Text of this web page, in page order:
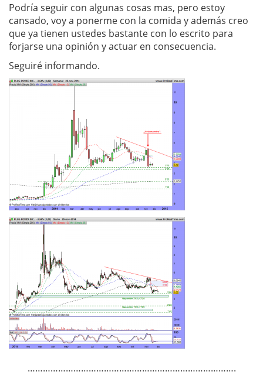
Podría seguir con algunas cosas mas, pero estoy
cansado, voy a ponerme con la comida y además creo
que ya tienen ustedes bastante con lo escrito para
forjarse una opinión y actuar en consecuencia.
Seguiré informando.
……………………………………………………………………….